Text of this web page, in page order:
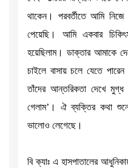
থাকেন। পরবর্তীতে আমি
পেয়েছি। আমি একবার
হয়েছিলাম। ডাক্তার আমাকে
চাইলে বাসায় চলে যেতে
তাঁদের আন্তরিকতা দেখে
গেলাম’। ঐ ব্যক্তির কথা
ভালোও লেগেছে।
বি ক্যাঃ এ হাসপাতালের